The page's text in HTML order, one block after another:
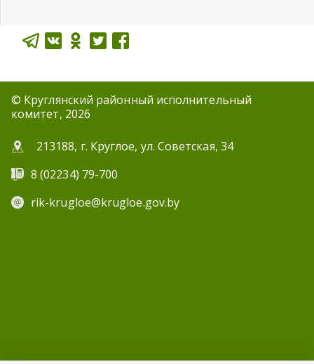
© Круглянский районный исполнительный
комитет, 2026
213188, г. Круглое, ул. Советская, 34
8 (02234) 79-700
rik-krugloe@krugloe.gov.by